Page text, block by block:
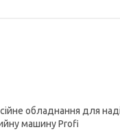
обладнання для
машину Profi